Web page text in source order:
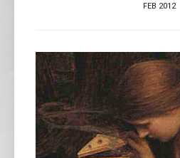
FEB 2012